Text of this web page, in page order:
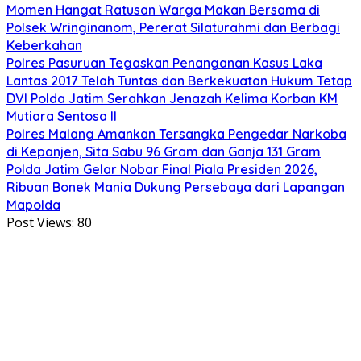
Momen Hangat Ratusan Warga Makan Bersama di
Polsek Wringinanom, Pererat Silaturahmi dan Berbagi
Keberkahan
Polres Pasuruan Tegaskan Penanganan Kasus Laka
Lantas 2017 Telah Tuntas dan Berkekuatan Hukum Tetap
DVI Polda Jatim Serahkan Jenazah Kelima Korban KM
Mutiara Sentosa II
Polres Malang Amankan Tersangka Pengedar Narkoba
di Kepanjen, Sita Sabu 96 Gram dan Ganja 131 Gram
Polda Jatim Gelar Nobar Final Piala Presiden 2026,
Ribuan Bonek Mania Dukung Persebaya dari Lapangan
Mapolda
Post Views: 80